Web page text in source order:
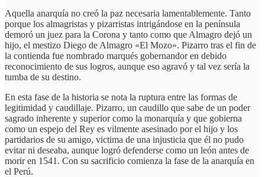
Aquella anarquía no creó la paz necesaria lamentablemente. Tanto
porque los almagristas y pizarristas intrigándose en la península
demoró un juez para la Corona y tanto como que Almagro dejó un
hijo, el mestizo Diego de Almagro «El Mozo». Pizarro tras el fin de
la contienda fue nombrado marqués gobernandor en debido
reconocimiento de sus logros, aunque eso agravó y tal vez sería la
tumba de su destino.
En esta fase de la historia se nota la ruptura entre las formas de
legitimidad y caudillaje. Pizarro, un caudillo que sabe de un poder
sagrado inherente y superior como la monarquía y que gobierna
como un espejo del Rey es vilmente asesinado por el hijo y los
partidarios de su amigo, victima de una injusticia que él no pudo
evitar ni deseaba, aunque logró defenderse como un león antes de
morir en 1541. Con su sacrificio comienza la fase de la anarquía en
el Perú.